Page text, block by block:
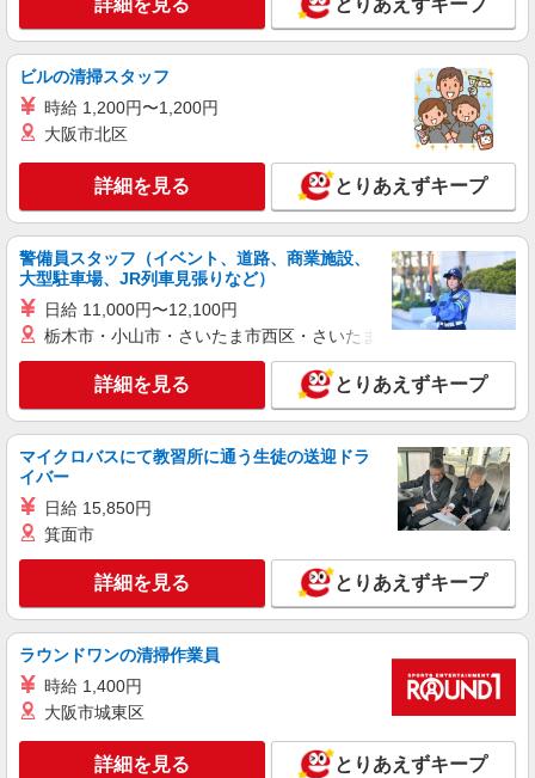
★西大宮駅
【正社員】月給240,000〜400,000円 ・基本
給：200,000円〜220,000円 ・資格手当：10,000〜
30,000円 ・役職手当：10,000〜70,000円 ・処遇改
善手当：20,000〜60,000円（勤続年数、保有資格
により変動） ・固定残業手当：20,000円（10時
間） ※固定残業時間を超過する場合には超過勤務
手当として別途支給 ・夜勤手当：10,000円/1回
（上記給与とは別に支給） 下記資格をお持ちの方
歓迎 ・認知症介護基礎研修 ・初任者研修 ・実務
者研修 ・介護福祉士 など
詳細を見る
株式会社トラストグロース 新宿本社 第3営業部
特別養護老人ホームでの介護士
時給：初任者研修1500円〜/実務者研修1550
円〜/介護福祉士1600円〜 ※資格や経験などによ
る
埼玉県さいたま市西区
キープ 詳細を見る
株式会社トラストグロース 新宿本社 第3営業部
1夜勤：27200円〜28900円 ※資格や経験など
埼玉県さいたま市西区
キープ 詳細を見る
派遣社員
株式会社トラストグロース 新宿本社 第3営業部
1夜勤：25500円〜28050円 ※資格や経験など
詳細を見る とりあえずキープ
ビルの清掃スタッフ
時給 1,200円〜1,200円
大阪市北区
詳細を見る とりあえずキープ
警備員スタッフ（イベント、道路、商業施設、
大型駐車場、JR列車見張りなど）
日給 11,000円〜12,100円
栃木市・小山市・さいたま市西区・さいたま市岩槻区・久喜市・
詳細を見る とりあえずキープ
マイクロバスにて教習所に通う生徒の送迎ドラ
イバー
日給 15,850円
箕面市
詳細を見る とりあえずキープ
ラウンドワンの清掃作業員
時給 1,400円
大阪市城東区
詳細を見る とりあえずキープ